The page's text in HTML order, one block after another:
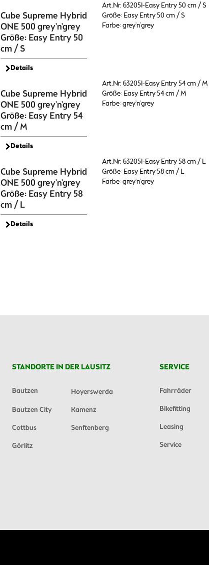
Cube Supreme Hybrid
ONE 500 grey'n'grey
Größe: Easy Entry 50
cm / S
Details
Art.Nr. 632051-Easy Entry 50 cm / S
Größe: Easy Entry 50 cm / S
Farbe: grey'n'grey
Cube Supreme Hybrid
ONE 500 grey'n'grey
Größe: Easy Entry 54
cm / M
Details
Art.Nr. 632051-Easy Entry 54 cm / M
Größe: Easy Entry 54 cm / M
Farbe: grey'n'grey
Cube Supreme Hybrid
ONE 500 grey'n'grey
Größe: Easy Entry 58
cm / L
Details
Art.Nr. 632051-Easy Entry 58 cm / L
Größe: Easy Entry 58 cm / L
Farbe: grey'n'grey
STANDORTE IN DER LAUSITZ
Bautzen
Hoyerswerda
Bautzen City
Kamenz
Cottbus
Senftenberg
Görlitz
SERVICE
Fahrräder
Bikefitting
Leasing
Service